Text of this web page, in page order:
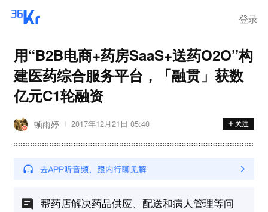
登录
用“B2B电商+药房SaaS+送药O2O”构
建医药综合服务平台，「融贯」获数
亿元C1轮融资
顿雨婷 2017年12月21日 05:40
帮药店解决药品供应、配送和病人管理等问